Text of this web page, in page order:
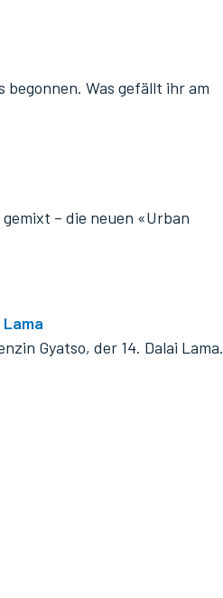
Was gefällt ihr am
– die neuen «Urban
Gyatso, der 14. Dalai Lama.